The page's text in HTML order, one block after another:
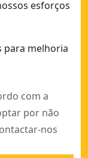
esforços
para melhoria
com a
por não
nos